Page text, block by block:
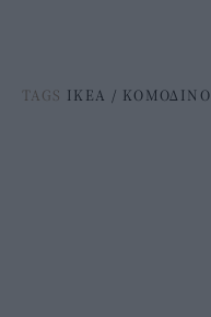
TAGS ΙΚΕΑ / ΚΟΜΟΔΙΝΟ